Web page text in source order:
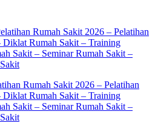
Rumah Sakit 2026 – Pelatihan
Diklat Rumah Sakit – Training
Sakit – Seminar Rumah Sakit –